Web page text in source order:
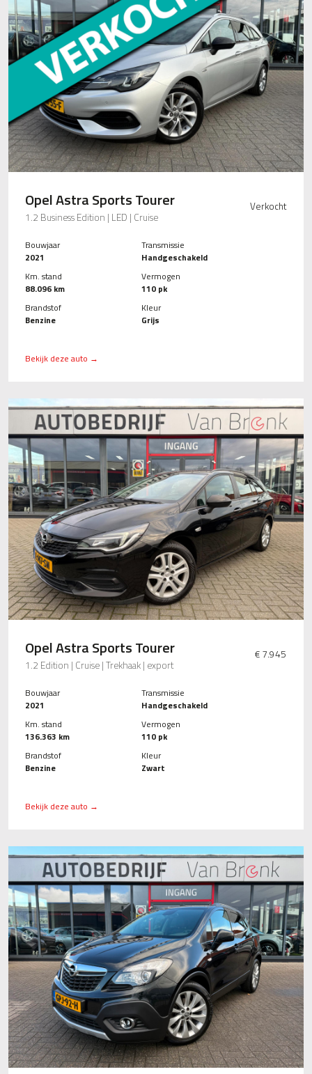
Opel Astra Sports Tourer
1.2 Business Edition | LED | Cruise
Verkocht
Bouwjaar
2021
Km. stand
88.096 km
Brandstof
Benzine
Transmissie
Handgeschakeld
Vermogen
110 pk
Kleur
Grijs
Bekijk deze auto →
Opel Astra Sports Tourer
1.2 Edition | Cruise | Trekhaak | export
€ 7.945
Bouwjaar
2021
Km. stand
136.363 km
Brandstof
Benzine
Transmissie
Handgeschakeld
Vermogen
110 pk
Kleur
Zwart
Bekijk deze auto →